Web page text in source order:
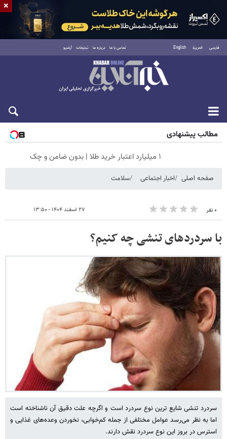
فارسی العربية English تماس با ما درباره ما تبلیغات آرشیو
جمعه ۱۶ مرداد ۱۴۰۵
مطالب پیشنهادی
۱ میلیارد اعتبار خرید طلا | بدون ضامن و چک
صفحه اصلی اخبار اجتماعی سلامت
۰ نفر ۲۷ اسفند ۱۴۰۴ - ۱۳:۵۰
با سردردهای تنشی چه کنیم؟
سردرد تنشی شایع ترین نوع سردرد است و اگرچه علت دقیق آن ناشناخته است
اما به نظر می‌رسد عوامل مختلفی از جمله کم‌خوابی، نخوردن وعده‌های غذایی و
استرس در بروز این نوع سردرد نقش دارند.
×